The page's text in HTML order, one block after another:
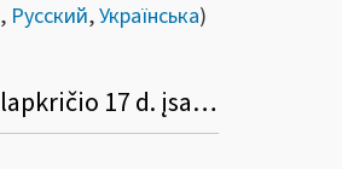
, Русский,Українська)
Informacinis pranešimas dėl 2025 m. birželio 19 d. įsakymo Nr. VA-57 „Dėl VMI prie FM viršininko 2023 m. lapkričio 17 d. įsakymo Nr. VA-84 „Dėl dalies gyventojų pajamų mokesčio sumos pervedimo pagal Lietuvos Respublikos gyventojų pajamų mokesčio įstatymą paramos gavėjams ir politinėms organizacijoms tvarkos aprašo patvirtinimo“ pakeitimo